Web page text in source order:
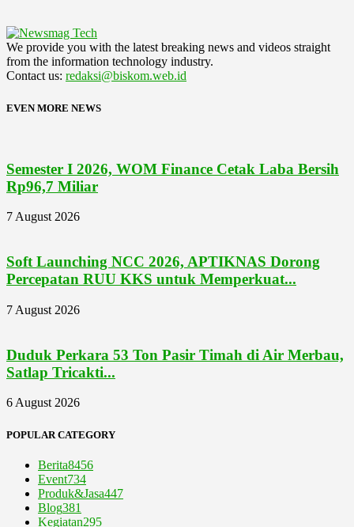
We provide you with the latest breaking news and videos straight
from the information technology industry.
Contact us: redaksi@biskom.web.id
EVEN MORE NEWS
Semester I 2026, WOM Finance Cetak Laba Bersih
Rp96,7 Miliar
7 August 2026
Soft Launching NCC 2026, APTIKNAS Dorong
Percepatan RUU KKS untuk Memperkuat...
7 August 2026
Duduk Perkara 53 Ton Pasir Timah di Air Merbau,
Satlap Tricakti...
6 August 2026
POPULAR CATEGORY
Berita8456
Event734
Produk&Jasa447
Blog381
Kegiatan295